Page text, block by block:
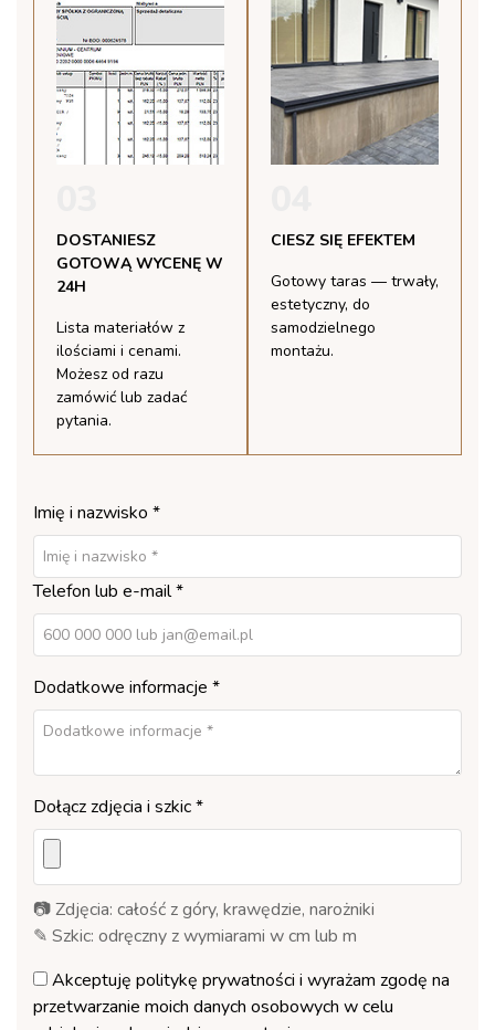
DOSTANIESZ
GOTOWĄ WYCENĘ W
24H
Lista materiałów z
ilościami i cenami.
Możesz od razu
zamówić lub zadać
pytania.
CIESZ SIĘ EFEKTEM
Gotowy taras — trwały,
estetyczny, do
samodzielnego
montażu.
Imię i nazwisko *
Telefon lub e-mail *
Dodatkowe informacje *
Dołącz zdjęcia i szkic *
📷 Zdjęcia: całość z góry, krawędzie, narożniki
✎ Szkic: odręczny z wymiarami w cm lub m
Akceptuję politykę prywatności i wyrażam zgodę na
przetwarzanie moich danych osobowych w celu